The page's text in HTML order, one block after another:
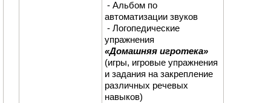
- Альбом по
автоматизации звуков
- Логопедические
упражнения
«Домашняя игротека»
(игры, игровые упражнения
и задания на закрепление
различных речевых
навыков)